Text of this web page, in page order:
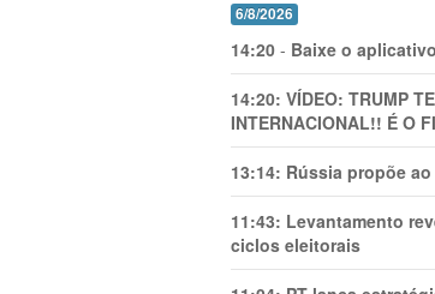
6/8/2026
14:20 - Baixe o
14:20: VÍDEO: TRUMP
INTERNACIONAL!! É O
13:14: Rússia propõe
11:43: Levantamento
ciclos eleitorais